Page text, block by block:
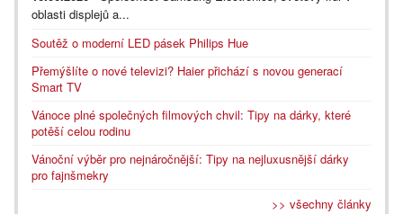
oblasti displejů a...
Soutěž o moderní LED pásek Philips Hue
Přemýšlíte o nové televizi? Haier přichází s novou generací
Smart TV
Vánoce plné společných filmových chvil: Tipy na dárky, které
potěší celou rodinu
Vánoční výběr pro nejnáročnější: Tipy na nejluxusnější dárky
pro fajnšmekry
>> všechny články